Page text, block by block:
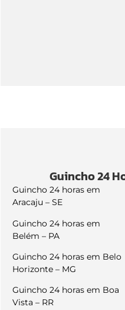
Guincho 24
Guincho 24 horas em
Aracaju – SE
Guincho 24 horas em
Belém – PA
Guincho 24 horas em Belo
Horizonte – MG
Guincho 24 horas em Boa
Vista – RR